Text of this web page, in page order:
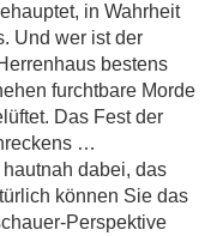
in Wahrheit
Und wer ist der
bestens
furchtbare Morde
Das Fest der
…
dabei, das
können Sie das
Perspektive